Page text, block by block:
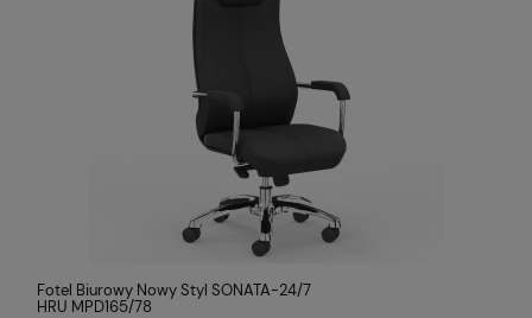
Fotel Biurowy Nowy Styl SONATA-24/7
HRU MPD165/78